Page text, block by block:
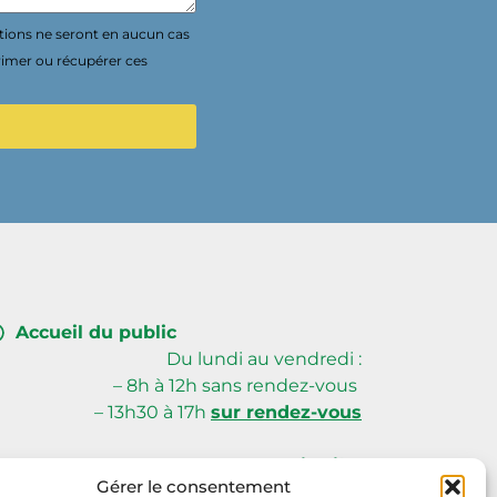
Gérer le consentement
ne seront en aucun cas
ou récupérer ces
Accueil du public
Du lundi au vendredi :
– 8h à 12h sans rendez-vous
– 13h30 à 17h sur rendez-vous
59, avenue du Poitou